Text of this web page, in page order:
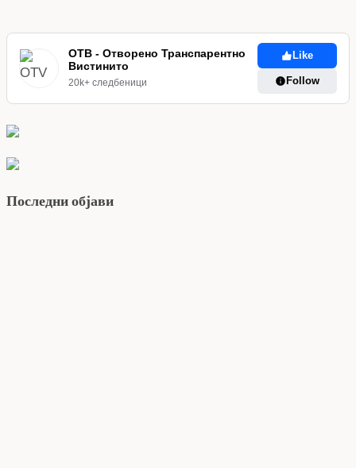
ОТВ - Отворено Транспарентно
Вистинито
20k+ следбеници
Like
Follow
Последни објави